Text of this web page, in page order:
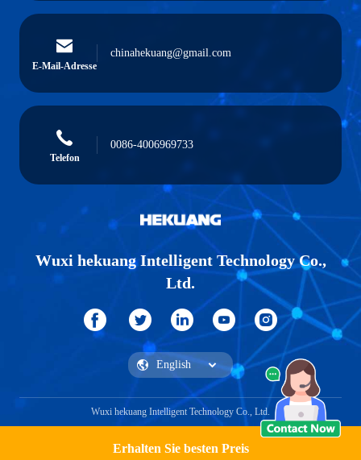
Erhalten Sie besten Preis
E-Mail-Adresse
chinahekuang@gmail.com
Telefon
0086-4006969733
Wuxi hekuang Intelligent Technology Co.,
Ltd.
Wuxi hekuang Intelligent Technology Co., Ltd.
Ein Angebot bekommen